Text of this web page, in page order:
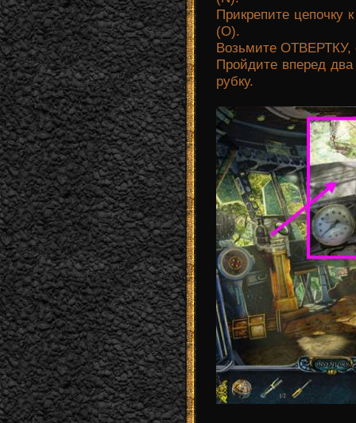
Прикрепите цепочку
(О).
Возьмите ОТВЕРТКУ,
Пройдите вперед
рубку.